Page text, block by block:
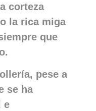
corteza
la rica miga
que
pese a
se ha
e